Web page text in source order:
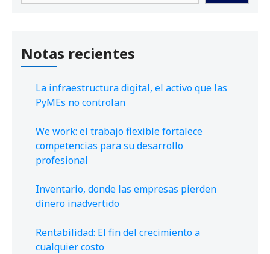
Notas recientes
La infraestructura digital, el activo que las
PyMEs no controlan
We work: el trabajo flexible fortalece
competencias para su desarrollo
profesional
Inventario, donde las empresas pierden
dinero inadvertido
Rentabilidad: El fin del crecimiento a
cualquier costo